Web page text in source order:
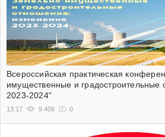
Всероссийская практическая
имущественные и градостроительные
2023-2024"
13:17 9 408 0